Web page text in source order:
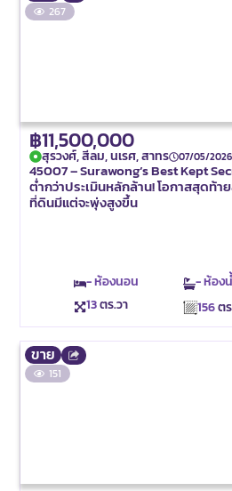
267
฿11,500,000
สุรวงศ์, สีลม, นเรศ, สาทร 07/05/2026
45007 – Surawong’s Best Kept
ต่ำกว่าประเมินหลักล้าน! โอกาสสุดท้า
ที่ดินมีแต่จะพุ่งสูงขึ้น
- ห้องนอน - ห้อง
13ตร.วา 156ต
ขาย
151